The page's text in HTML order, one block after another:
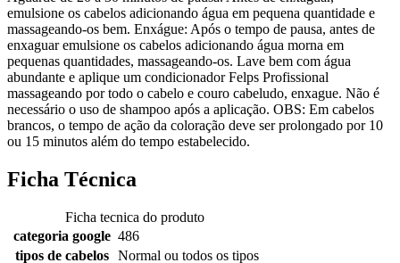
emulsione os cabelos adicionando água em pequena quantidade e
massageando-os bem. Enxágue: Após o tempo de pausa, antes de
enxaguar emulsione os cabelos adicionando água morna em
pequenas quantidades, massageando-os. Lave bem com água
abundante e aplique um condicionador Felps Profissional
massageando por todo o cabelo e couro cabeludo, enxague. Não é
necessário o uso de shampoo após a aplicação. OBS: Em cabelos
brancos, o tempo de ação da coloração deve ser prolongado por 10
ou 15 minutos além do tempo estabelecido.
Ficha Técnica
Ficha tecnica do produto
categoria google 486
tipos de cabelos Normal ou todos os tipos